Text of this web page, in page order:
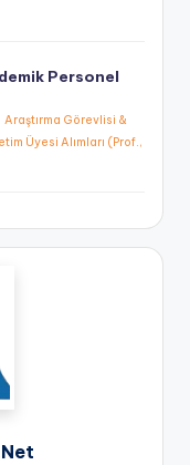
Personel
Araştırma Görevlisi &
Üyesi Alımları (Prof.,